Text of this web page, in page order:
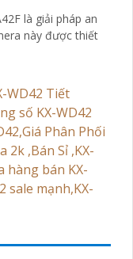
là giải pháp an